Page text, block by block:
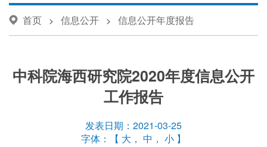
首页 > 信息公开 > 信息公开年度报告
中科院海西研究院2020年度信息公开
工作报告
发表日期：2021-03-25
字体：【 大 ， 中 ， 小 】